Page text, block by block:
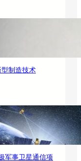
制造技术
军事卫星通信项